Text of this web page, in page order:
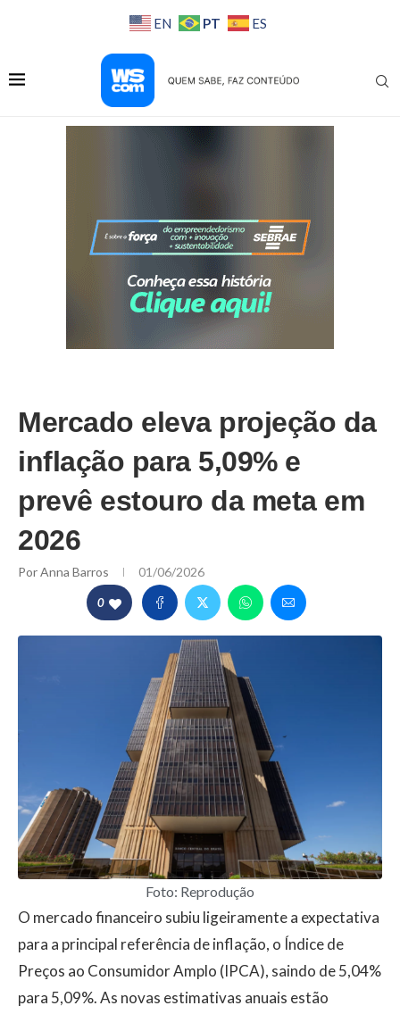
EN PT ES
Mercado eleva projeção da
inflação para 5,09% e
prevê estouro da meta em
2026
PorAnna Barros 01/06/2026
0
Foto: Reprodução
O mercado financeiro subiu ligeiramente a expectativa
para a principal referência de inflação, o Índice de
Preços ao Consumidor Amplo (IPCA), saindo de 5,04%
para 5,09%. As novas estimativas anuais estão